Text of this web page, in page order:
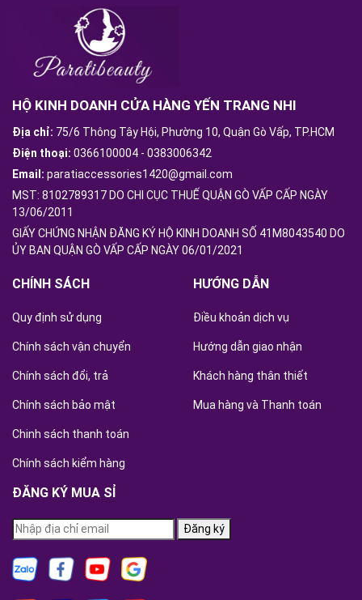
HỘ KINH DOANH CỬA HÀNG YẾN TRANG NHI
Địa chỉ: 75/6 Thông Tây Hội, Phường 10, Quận Gò Vấp, TP.HCM
Điện thoại: 0366100004 - 0383006342
Email: paratiaccessories1420@gmail.com
MST: 8102789317 DO CHI CỤC THUẾ QUẬN GÒ VẤP CẤP NGÀY
13/06/2011
GIẤY CHỨNG NHẬN ĐĂNG KÝ HỘ KINH DOANH SỐ 41M8043540 DO
ỦY BAN QUẬN GÒ VẤP CẤP NGÀY 06/01/2021
CHÍNH SÁCH
Quy định sử dụng
Chính sách vận chuyển
Chính sách đổi, trả
Chính sách bảo mật
Chinh sách thanh toán
Chính sách kiểm hàng
HƯỚNG DẪN
Điều khoản dịch vụ
Hướng dẫn giao nhận
Khách hàng thân thiết
Mua hàng và Thanh toán
ĐĂNG KÝ MUA SỈ
Đăng ký